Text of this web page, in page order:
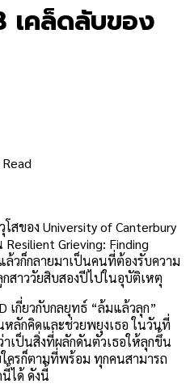
เคล็ดลับของ
สของ University of Canterbury
Grieving: Finding
ล้วก็กลายมาเป็นคนที่ต้องรับความ
กสาววัยสิบสองปีไปในอุบัติเหตุ
เกี่ยวกับกลยุทธ์ “ล้มแล้วลุก”
หลักคิดและช่วยพยุงเธอ ในวันที่
เป็นสิ่งที่ผลักดันตัวเธอให้ลุกขึ้น
ครก็ตามที่พร้อม ทุกคนสามารถ
ได้ ดังนี้